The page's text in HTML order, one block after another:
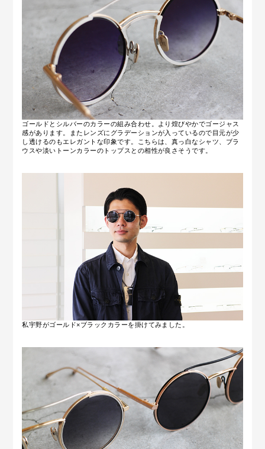
ゴールドとシルバーのカラーの組み合わせ。より煌びやかでゴージャス
感があります。またレンズにグラデーションが入っているので目元が少
し透けるのもエレガントな印象です。こちらは、真っ白なシャツ、ブラ
ウスや淡いトーンカラーのトップスとの相性が良さそうです。
私宇野がゴールド×ブラックカラーを掛けてみました。